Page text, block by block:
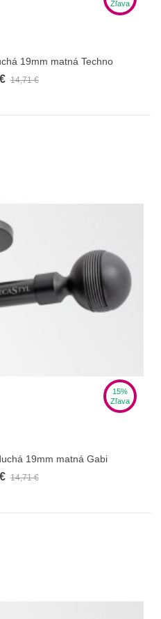
Zľava
19mm matná Techno
14,71 €
15%
Zľava
19mm matná Gabi
14,71 €